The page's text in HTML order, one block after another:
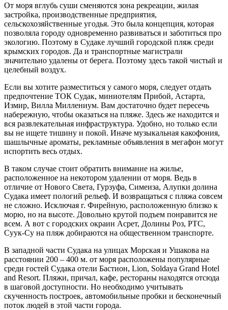
От моря вглубь суши сменяются зона рекреации, жилая
застройка, производственные предприятия,
сельскохозяйственные угодья. Это была концепция, которая
позволяла городу одновременно развиваться и заботиться про
экологию. Поэтому в Судаке лучший городской пляж среди
крымских городов. Да и транспортные магистрали
значительно удалены от берега. Поэтому здесь такой чистый и
целебный воздух.
Если вы хотите разместиться у самого моря, следует отдать
предпочтение ТОК Судак, миниотелям Прибой, Астарта,
Измир, Вилла Миллениум. Вам достаточно будет пересечь
набережную, чтобы оказаться на пляже. Здесь же находится и
вся развлекательная инфраструктура. Удобно, но только если
вы не ищете тишину и покой. Иначе музыкальная какофония,
шашлычные ароматы, рекламные объявления в мегафон могут
испортить весь отдых.
В таком случае стоит обратить внимание на жилье,
расположенное на некотором удалении от моря. Ведь в
отличие от Нового Света, Гурзуфа, Симеиза, Алупки долина
Судака имеет пологий рельеф. И возвращаться с пляжа совсем
не сложно. Исключая г. Фирейную, расположенную близко к
морю, но на высоте. Довольно крутой подъем понравится не
всем. А вот с городских окраин Асрет, Долины Роз, РТС,
Суук-Су на пляж добираются на общественном транспорте.
В западной части Судака на улицах Морская и Ушакова на
расстоянии 200 – 400 м. от моря расположены популярные
среди гостей Судака отели Бастион, Lion, Soldaya Grand Hotel
and Resort. Пляжи, причал, кафе, рестораны находятся отсюда
в шаговой доступности. Но необходимо учитывать
скученность построек, автомобильные пробки и бесконечный
поток людей в этой части города.